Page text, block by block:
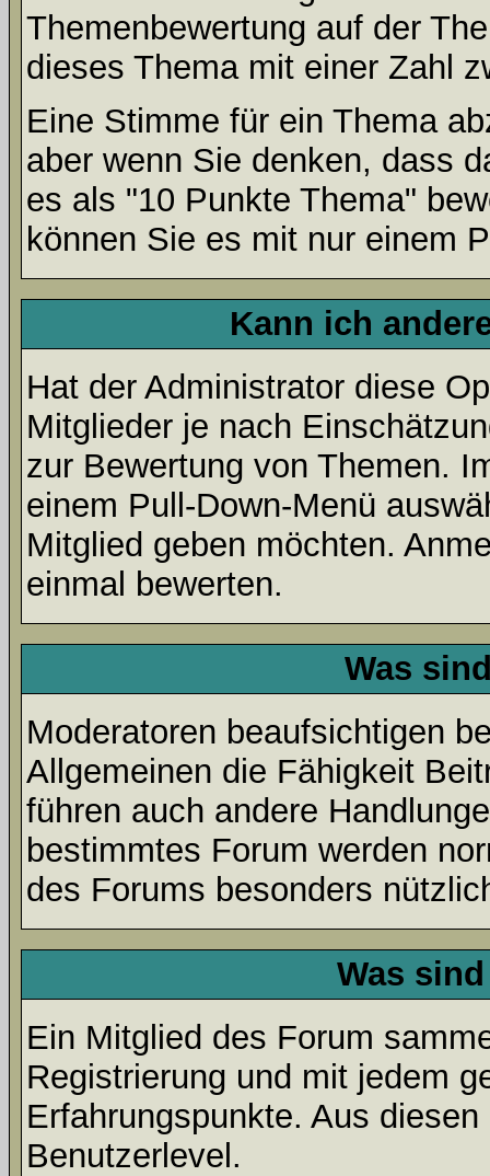
Themenbewertung auf der
dieses Thema mit einer Zahl
Eine Stimme für ein Thema
aber wenn Sie denken, dass
es als "10 Punkte Thema"
können Sie es mit nur einem
Kann ich
Hat der Administrator diese
Mitglieder je nach
zur Bewertung von Themen.
einem Pull-Down-Menü
Mitglied geben möchten.
einmal bewerten.
Was
Moderatoren beaufsichtigen
Allgemeinen die Fähigkeit
führen auch andere
bestimmtes Forum werden
des Forums besonders
Was
Ein Mitglied des Forum
Registrierung und mit jedem
Erfahrungspunkte. Aus
Benutzerlevel.